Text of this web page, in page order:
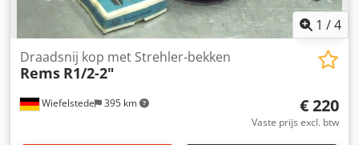
1 /4
Wiefelstede 395 km
Draadsnij kop met Strehler-bekken
Rems R1/2-2"
€ 220
Vaste prijs excl. btw